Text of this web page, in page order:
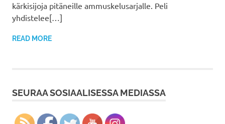
kärkisijoja pitäneille ammuskelusarjalle. Peli
yhdistelee[…]
READ MORE
SEURAA SOSIAALISESSA MEDIASSA